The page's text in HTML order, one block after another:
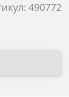
490772